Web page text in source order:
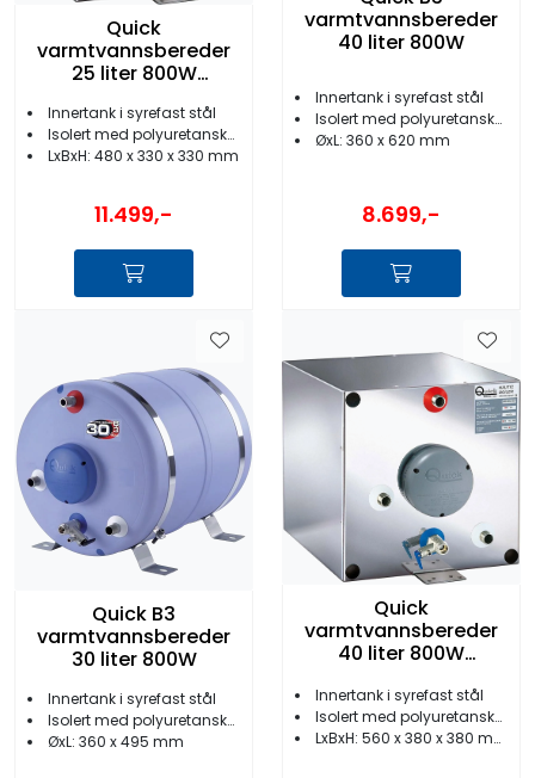
Quick
varmtvannsbereder
25 liter 800W
Innertank i syrefast stål
Isolert med polyuretanskum
LxBxH: 480 x 330 x 330 mm
11.499,-
varmtvannsbereder
40 liter 800W
Innertank i syrefast stål
Isolert med polyuretanskum
ØxL: 360 x 620 mm
8.699,-
Quick B3
varmtvannsbereder
30 liter 800W
Innertank i syrefast stål
Isolert med polyuretanskum
ØxL: 360 x 495 mm
Quick
varmtvannsbereder
40 liter 800W
Innertank i syrefast stål
Isolert med polyuretanskum
LxBxH: 560 x 380 x 380 mm